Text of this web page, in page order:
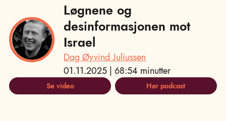
Løgnene og
desinformasjonen mot
Israel
Dag Øyvind Juliussen
01.11.2025 | 68:54 minutter
Se video Hør podcast